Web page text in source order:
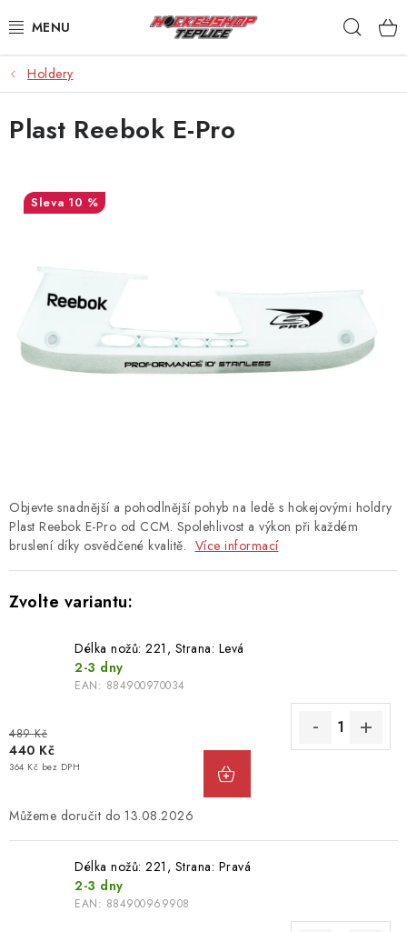
na
VÝPRODEJ
BRUSLE
HELMY
RUKAVICE
CHRÁNIČE
KALHOTY
TEXTIL
DOPLŇKY
TRÉNINK
DÁMSKÁ VÝSTROJ
+420 728 784 925 (po–pá: 14:00–18:00)
Holdery
Objevte snadnější a pohodlnější pohyb na ledě s hokejovými holdry
Plast Reebok E-Pro od CCM. Spolehlivost a výkon při každém
bruslení díky osvědčené kvalitě. Více informací
Délka nožů: 221, Strana: Levá
2-3 dny
EAN: 884900970034
489 Kč
440 Kč
364 Kč bez DPH
13.08.2026
Délka nožů: 221, Strana: Pravá
2-3 dny
EAN: 884900969908
Plast Reebok E-Pro
10 %